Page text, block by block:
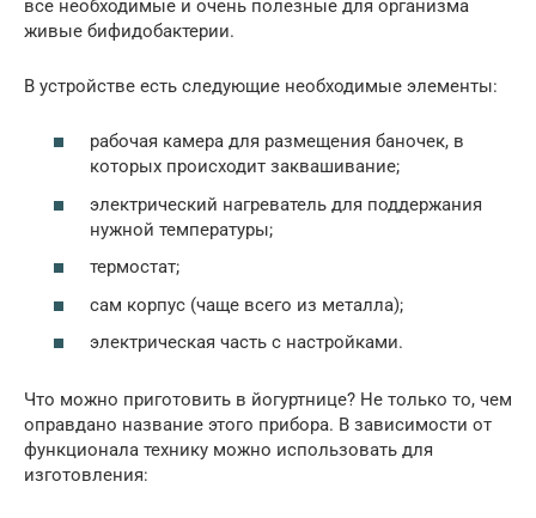
все необходимые и очень полезные для организма
живые бифидобактерии.
В устройстве есть следующие необходимые элементы:
рабочая камера для размещения баночек, в
которых происходит заквашивание;
электрический нагреватель для поддержания
нужной температуры;
термостат;
сам корпус (чаще всего из металла);
электрическая часть с настройками.
Что можно приготовить в йогуртнице? Не только то, чем
оправдано название этого прибора. В зависимости от
функционала технику можно использовать для
изготовления: